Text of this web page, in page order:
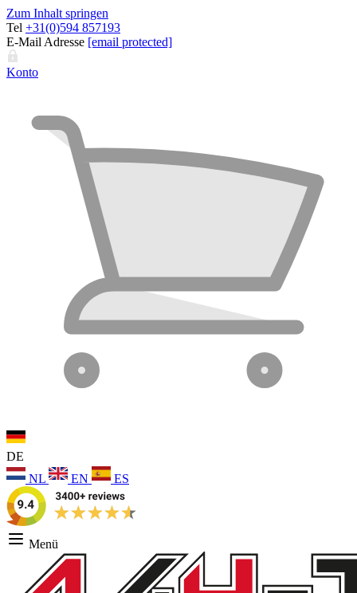
Zum Inhalt springen
Tel +31(0)594 857193
E-Mail Adresse [email protected]
Konto
DE
NL
EN ES
Menü